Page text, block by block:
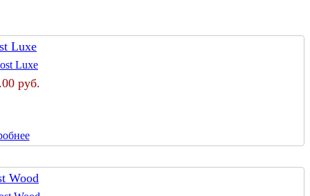
Luxe
руб.
Wood